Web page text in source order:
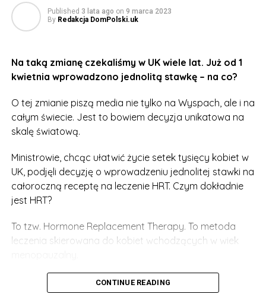
Published 3 lata ago on 9 marca 2023
By Redakcja DomPolski.uk
Na taką zmianę czekaliśmy w UK wiele lat. Już od 1
kwietnia wprowadzono jednolitą stawkę – na co?
O tej zmianie piszą media nie tylko na Wyspach, ale i na
całym świecie. Jest to bowiem decyzja unikatowa na
skalę światową.
Ministrowie, chcąc ułatwić życie setek tysięcy kobiet w
UK, podjęli decyzję o wprowadzeniu jednolitej stawki na
całoroczną receptę na leczenie HRT. Czym dokładnie
jest HRT?
To tzw. Hormone Replacement Therapy. To metoda
leczenia skierowana do kobiet wchodzących w wiek
Wystarczy przyjąć niewielką tabletkę, a w organizmie
CONTINUE READING